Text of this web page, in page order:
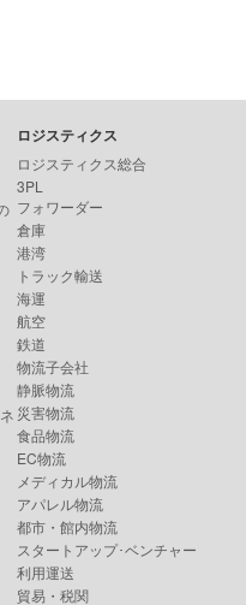
ロジスティクス
ロジスティクス総合
3PL
フォワーダー
倉庫
港湾
トラック輸送
海運
航空
鉄道
物流子会社
静脈物流
災害物流
食品物流
EC物流
メディカル物流
アパレル物流
都市・館内物流
スタートアップ･ベンチャー
利用運送
貿易・税関